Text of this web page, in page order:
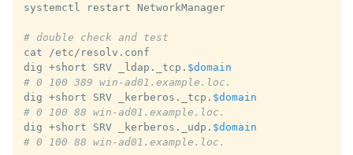
systemctl
restart NetworkManager
# double check and test
cat
/etc/resolv.conf
dig +short SRV _ldap._tcp. $domain
# 0 100 389 win-ad01.example.loc.
dig +short SRV _kerberos._tcp. $domain
# 0 100 88 win-ad01.example.loc.
dig +short SRV _kerberos._udp. $domain
# 0 100 88 win-ad01.example.loc.